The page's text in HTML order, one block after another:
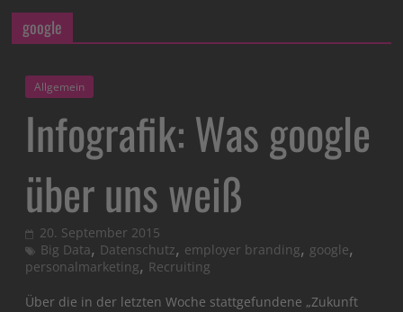
google
Allgemein
Infografik: Was google
über uns weiß
20. September 2015
Big Data, Datenschutz, employer branding, google,
personalmarketing, Recruiting
Über die in der letzten Woche stattgefundene „Zukunft